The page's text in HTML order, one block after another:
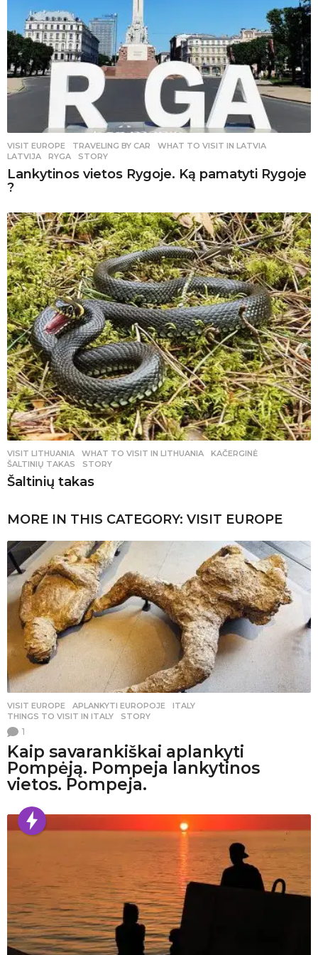
VISIT EUROPE ,TRAVELING BY CAR WHAT TO VISIT IN LATVIA
LATVIJA
,RYGA ,STORY
Lankytinos vietos Rygoje. Ką pamatyti Rygoje
?
VISIT LITHUANIA WHAT TO VISIT IN LITHUANIA ,KAČERGINĖ
ŠALTINIŲ TAKAS
,STORY
Šaltinių takas
MORE IN THIS CATEGORY: VISIT EUROPE
VISIT EUROPE APLANKYTI EUROPOJE ,ITALY
THINGS TO VISIT IN ITALY
,STORY
1
Kaip savarankiškai aplankyti
Pompėją. Pompeja lankytinos
vietos. Pompeja.